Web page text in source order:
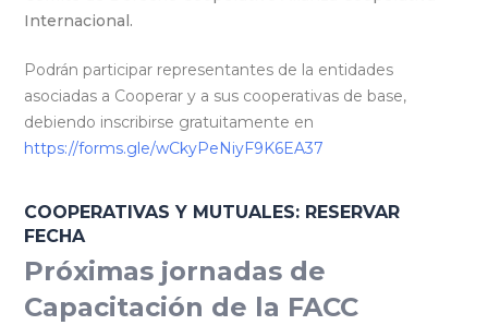
Internacional.
Podrán participar representantes de la entidades
asociadas a Cooperar y a sus cooperativas de base,
debiendo inscribirse gratuitamente en
https://forms.gle/wCkyPeNiyF9K6EA37
COOPERATIVAS Y MUTUALES: RESERVAR
FECHA
Próximas jornadas de
Capacitación de la FACC